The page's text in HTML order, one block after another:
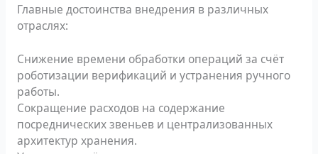
Главные достоинства внедрения в различных
отраслях:
Снижение времени обработки операций за счёт
роботизации верификаций и устранения ручного
работы.
Сокращение расходов на содержание
посреднических звеньев и централизованных
архитектур хранения.